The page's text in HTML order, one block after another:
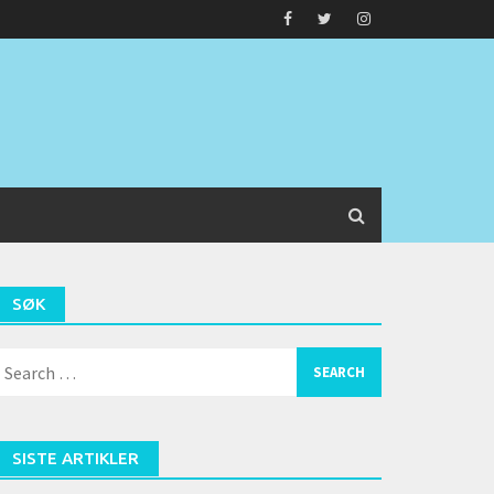
SØK
for:
SISTE ARTIKLER